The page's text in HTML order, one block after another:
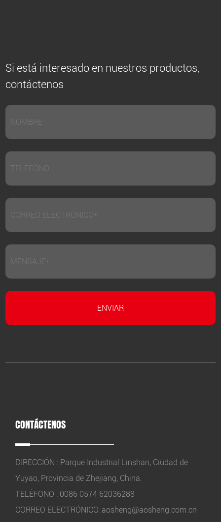
Si está interesado en nuestros productos,
contáctenos
CONTÁCTENOS
DIRECCIÓN : Parque Industrial Linshan, Ciudad de
Yuyao, Provincia de Zhejiang, China.
TELÉFONO : 0086 0574 62036288
CORREO ELECTRÓNICO: aosheng@aosheng.com.cn